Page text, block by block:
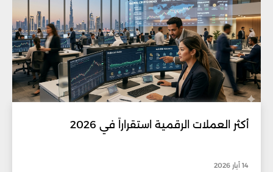
أكثر العملات الرقمية استقراراً في 2026
14 أيار 2026